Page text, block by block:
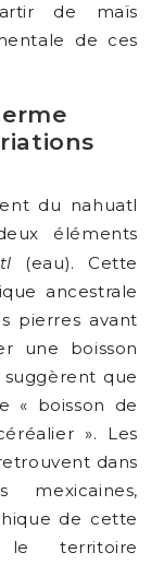
de maïs
de ces
du nahuatl
éléments
(eau). Cette
ancestrale
pierres avant
une boisson
que
« boisson de
». Les
dans
mexicaines,
de cette
territoire